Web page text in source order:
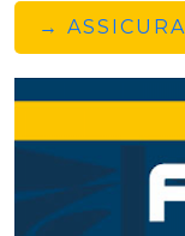
→